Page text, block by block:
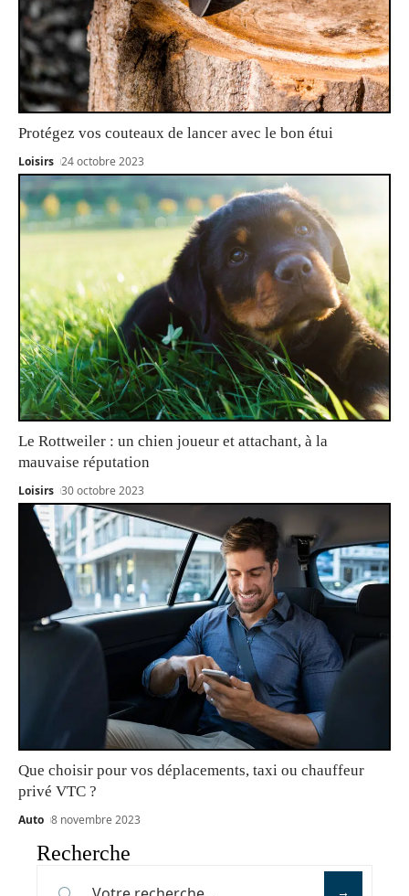
Protégez vos couteaux de lancer avec le bon étui
Loisirs 24 octobre 2023
Le Rottweiler : un chien joueur et attachant, à la
mauvaise réputation
Loisirs 30 octobre 2023
Que choisir pour vos déplacements, taxi ou chauffeur
privé VTC ?
Auto 8 novembre 2023
Recherche